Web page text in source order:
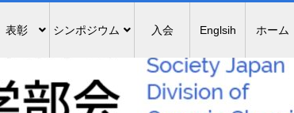
表彰 シンポジウム 入会 Englsih ホーム